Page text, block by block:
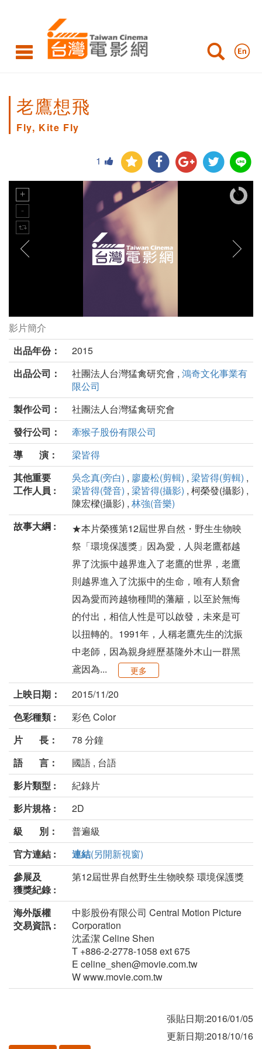
老鷹想飛
Fly, Kite Fly
1
老鷹想飛劇照
影片簡介
出品年份：
2015
出品公司：
社團法人台灣猛禽研究會 , 鴻奇文化事業有
限公司
製作公司：
社團法人台灣猛禽研究會
發行公司：
牽猴子股份有限公司
導 演：
梁皆得
其他重要
工作人員 :
吳念真(旁白) , 廖慶松(剪輯) , 梁皆得(剪輯) ,
梁皆得(聲音) , 梁皆得(攝影) , 柯榮發(攝影) ,
陳宏樑(攝影) , 林強(音樂)
故事大綱 :
★本片榮獲第12屆世界自然・野生生物映
祭「環境保護獎」因為愛，人與老鷹都越
界了沈振中越界進入了老鷹的世界，老鷹
則越界進入了沈振中的生命，唯有人類會
因為愛而跨越物種間的藩籬，以至於無悔
的付出，相信人性是可以啟發，未來是可
以扭轉的。1991年，人稱老鷹先生的沈振
中老師，因為親身經歷基隆外木山一群黑
鳶因為...
更多
上映日期：
2015/11/20
色彩種類 :
彩色 Color
片 長：
78 分鐘
語 言：
國語 , 台語
影片類型 :
紀錄片
影片規格 :
2D
級 別：
普遍級
官方連結 :
連結(另開新視窗)
參展及
獲獎紀錄 :
第12屆世界自然野生生物映祭 環境保護獎
海外版權
交易資訊 :
中影股份有限公司 Central Motion Picture
Corporation
沈孟潔 Celine Shen
T +886-2-2778-1058 ext 675
E celine_shen@movie.com.tw
W www.movie.com.tw
張貼日期:2016/01/05
更新日期:2018/10/16